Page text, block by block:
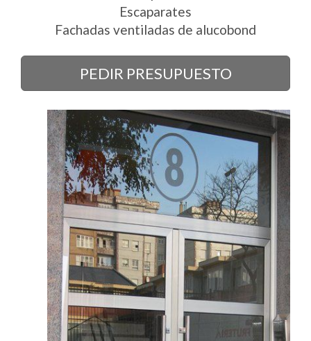
Escaparates
Fachadas ventiladas de alucobond
PEDIR PRESUPUESTO